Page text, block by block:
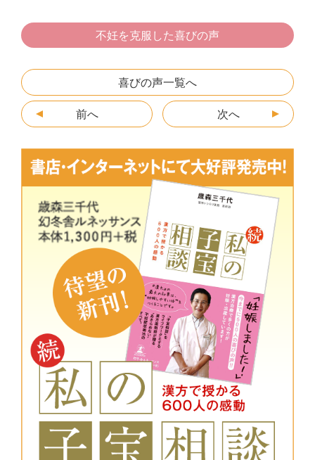
e
b
o
o
k
er n
a
s
e
n
g
er
l
不妊を克服した喜びの声
喜びの声一覧へ
前へ 次へ